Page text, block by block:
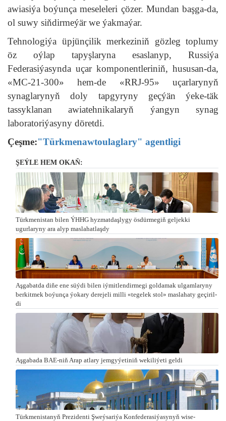
awiasiýa boýunça meseleleri çözer. Mundan başga-da,
ol suwy siňdirmeýär we ýakmaýar.
Tehnologiýa üpjünçilik merkeziniň gözleg toplumy
öz oýlap tapyşlaryna esaslanyp, Russiýa
Federasiýasynda uçar komponentleriniň, hususan-da,
«MC-21-300» hem-de «RRJ-95» uçarlarynyň
synaglarynyň doly tapgyryny geçýän ýeke-täk
tassyklanan awiatehnikalaryň ýangyn synag
laboratoriýasyny döretdi.
Çeşme:"Türkmenawtoulaglary" agentligi
ŞEÝLE HEM OKAŇ:
Türkmenistan bilen ÝHHG hyzmatdaşlygy ösdürmegiň geljekki
ugurlaryny ara alyp maslahatlaşdy
Aşgabatda di­ňe ene süý­di bi­len iý­mit­len­dir­me­gi gol­da­mak ul­gam­la­ry­ny
ber­kit­mek bo­ýun­ça ýo­ka­ry de­re­je­li milli «te­ge­lek stol» mas­la­ha­ty ge­çi­ril­
di
Aşgabada BAE-niň Arap atlary jemgyýetiniň wekiliýeti geldi
Türk­me­nis­ta­nyň Prezidenti Şweý­sa­ri­ýa Kon­fe­de­ra­si­ýa­sy­nyň wi­se-